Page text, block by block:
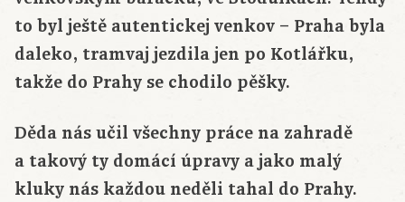
to byl ještě autentickej venkov – Praha byla
daleko, tramvaj jezdila jen po Kotlářku,
takže do Prahy se chodilo pěšky.
Děda nás učil všechny práce na zahradě
a takový ty domácí úpravy a jako malý
kluky nás každou neděli tahal do Prahy.